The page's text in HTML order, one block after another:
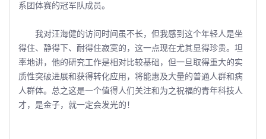
系团体赛的冠军队成员。
我对汪海健的访问时间虽不长，但我感到这个年轻人是坐
得住、静得下、耐得住寂寞的，这一点现在尤其显得珍贵。坦
率地讲，他的研究工作是相对比较基础，但一旦取得重大的实
质性突破进展和获得转化应用，将能惠及大量的普通人群和病
人群体。总之这是一个值得人们关注和为之祝福的青年科技人
才，是金子，就一定会发光的！